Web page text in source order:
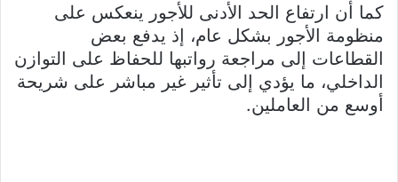
كما أن ارتفاع الحد الأدنى للأجور ينعكس على
منظومة الأجور بشكل عام، إذ يدفع بعض
القطاعات إلى مراجعة رواتبها للحفاظ على التوازن
الداخلي، ما يؤدي إلى تأثير غير مباشر على شريحة
أوسع من العاملين.